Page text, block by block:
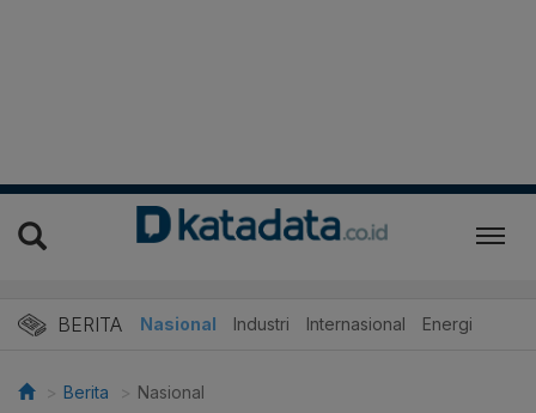
BERITA Nasional Industri Internasional Energi
Berita Nasional